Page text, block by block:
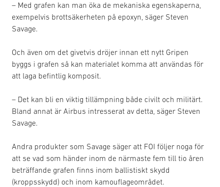
– Med grafen kan man öka de mekaniska egenskaperna,
exempelvis brottsäkerheten på epoxyn, säger Steven
Savage.
Och även om det givetvis dröjer innan ett nytt Gripen
byggs i grafen så kan materialet komma att användas för
att laga befintlig komposit.
– Det kan bli en viktig tillämpning både civilt och militärt.
Bland annat är Airbus intresserat av detta, säger Steven
Savage.
Andra produkter som Savage säger att FOI följer noga för
att se vad som händer inom de närmaste fem till tio åren
beträffande grafen finns inom ballistiskt skydd
(kroppsskydd) och inom kamouflageområdet.